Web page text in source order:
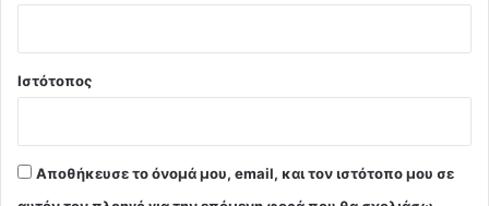
Ιστότοπος
Αποθήκευσε το όνομά μου, email, και τον ιστότοπο μου σε